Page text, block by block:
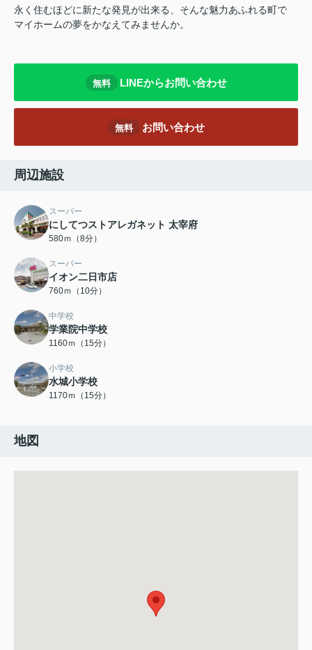
永く住むほどに新たな発見が出来る、そんな魅力あふれる町で
マイホームの夢をかなえてみませんか。
無料 LINEからお問い合わせ
無料 お問い合わせ
周辺施設
スーパー
にしてつストアレガネット 太宰府
580ｍ（8分）
スーパー
イオン二日市店
760ｍ（10分）
中学校
学業院中学校
1160ｍ（15分）
小学校
水城小学校
1170ｍ（15分）
地図